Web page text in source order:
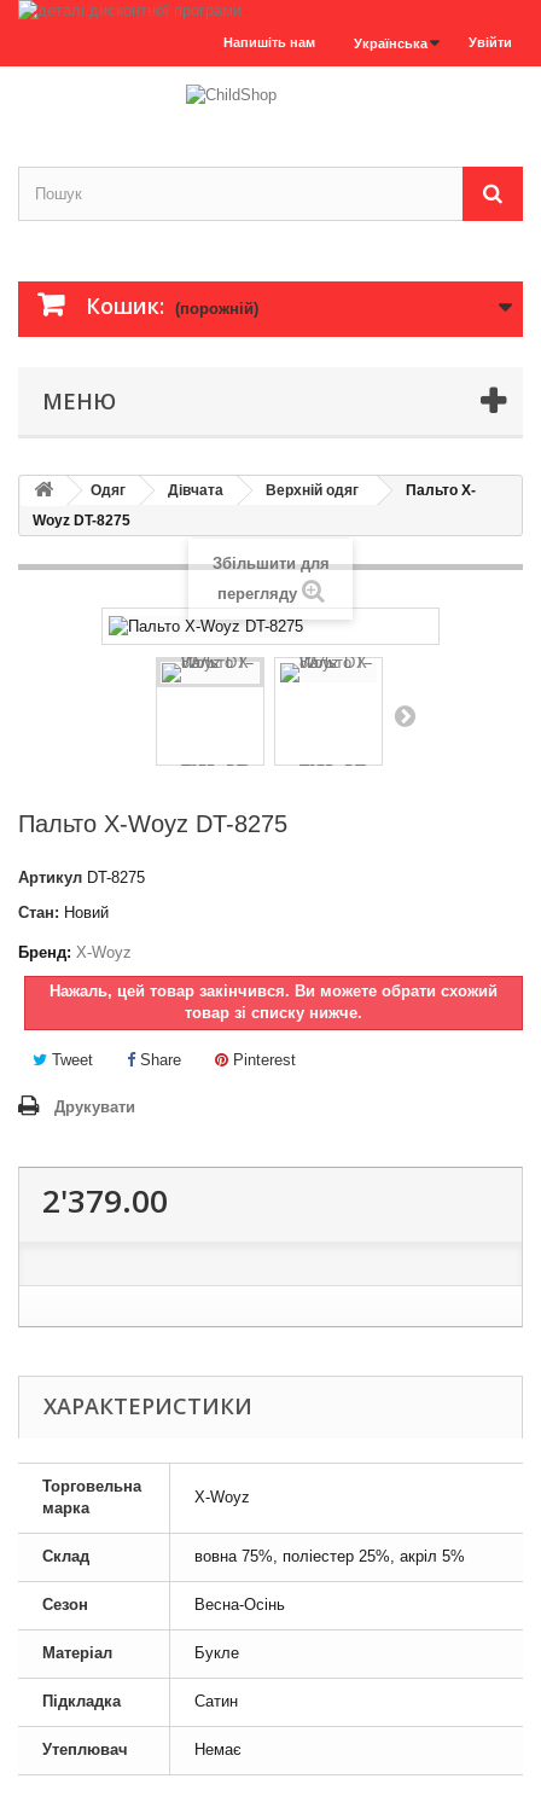
Увійти
Українська
Напишіть нам
Кошик: (порожній)
МЕНЮ
Одяг Дівчата Верхній одяг
Пальто X-
Woyz DT-8275
Збільшити для
перегляду
Пальто X-Woyz DT-8275
Артикул DT-8275
Стан: Новий
Бренд: X-Woyz
Нажаль, цей товар закінчився. Ви можете обрати схожий
товар зі списку нижче.
Tweet Share Pinterest
Друкувати
2'379.00
ХАРАКТЕРИСТИКИ
Торговельна
марка
X-Woyz
Склад вовна 75%, поліестер 25%, акріл 5%
Сезон Весна-Осінь
Матеріал Букле
Підкладка Сатин
Утеплювач Немає